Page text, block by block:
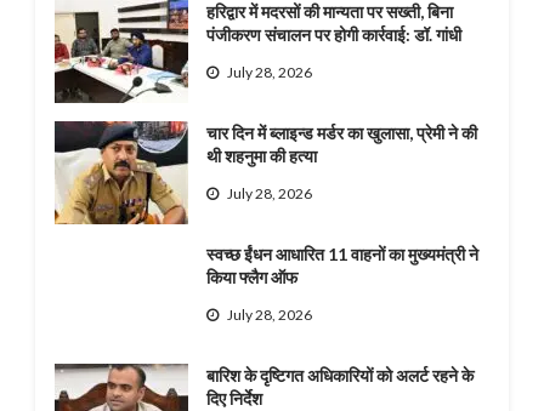
हरिद्वार में मदरसों की मान्यता पर सख्ती, बिना
पंजीकरण संचालन पर होगी कार्रवाई: डॉ. गांधी
July 28, 2026
चार दिन में ब्लाइन्ड मर्डर का खुलासा, प्रेमी ने की
थी शहनुमा की हत्या
July 28, 2026
स्वच्छ ईंधन आधारित 11 वाहनों का मुख्यमंत्री ने
किया फ्लैग ऑफ
July 28, 2026
बारिश के दृष्टिगत अधिकारियों को अलर्ट रहने के
दिए निर्देश